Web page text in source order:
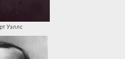
Уэллс